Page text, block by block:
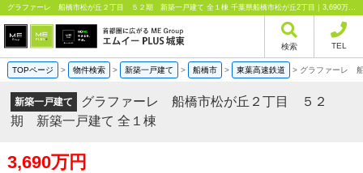
グラファーレ 船橋市松が丘２丁目 ５２期 新築一戸建て 全１棟 千葉県船橋市松が丘2丁目｜3,690万円の新築一戸建て｜分譲住宅や新築物件｜エムイーPLUS城東株式会社
検索 TEL
TOPページ > 物件検索 > 新築一戸建て > 船橋市 > 東葉高速鉄道 > グラファーレ
新築一戸建て
グラファーレ 船橋市松が丘２丁目 ５２
期 新築一戸建て 全１棟
3,690万円